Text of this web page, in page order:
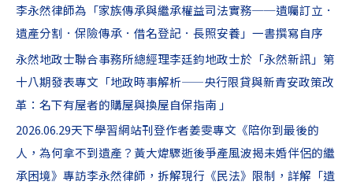
李永然律師為「家族傳承與繼承權益司法實務──遺囑訂立．
遺產分割．保險傳承．借名登記．長照安養」一書撰寫自序
永然地政士聯合事務所總經理李廷鈞地政士於「永然新訊」第
十八期發表專文「地政時事解析——央行限貸與新青安政策改
革：名下有屋者的購屋與換屋自保指南 」
2026.06.29天下學習網站刊登作者姜雯專文《陪你到最後的
人，為何拿不到遺產？黃大煒驟逝後爭產風波揭未婚伴侶的繼
承困境》專訪李永然律師，拆解現行《民法》限制，詳解「遺